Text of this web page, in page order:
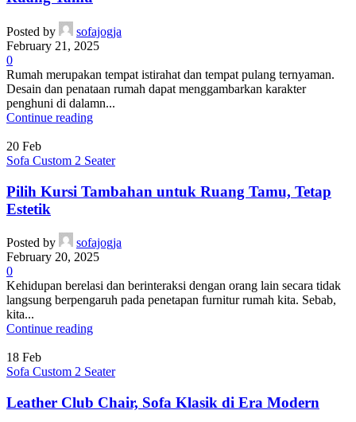
Posted by
sofajogja
February 21, 2025
0
Rumah merupakan tempat istirahat dan tempat pulang ternyaman.
Desain dan penataan rumah dapat menggambarkan karakter
penghuni di dalamn...
Continue reading
20 Feb
Sofa Custom 2 Seater
Pilih Kursi Tambahan untuk Ruang Tamu, Tetap
Estetik
Posted by
sofajogja
February 20, 2025
0
Kehidupan berelasi dan berinteraksi dengan orang lain secara tidak
langsung berpengaruh pada penetapan furnitur rumah kita. Sebab,
kita...
Continue reading
18 Feb
Sofa Custom 2 Seater
Leather Club Chair, Sofa Klasik di Era Modern